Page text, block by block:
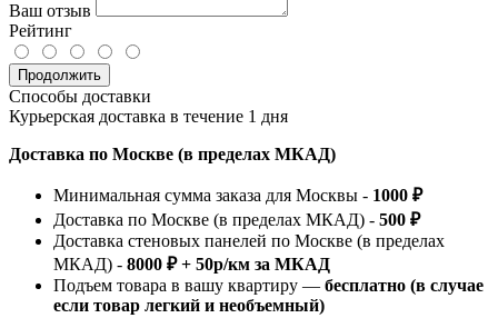
Ваш отзыв
Рейтинг
Продолжить
Способы доставки
Курьерская доставка в течение 1 дня
Доставка по Москве (в пределах МКАД)
Минимальная сумма заказа для Москвы - 1000 ₽
Доставка по Москве (в пределах МКАД) - 500 ₽
Доставка стеновых панелей по Москве (в пределах
МКАД) - 8000 ₽ + 50р/км за МКАД
Подъем товара в вашу квартиру — бесплатно (в случае
если товар легкий и необъемный)